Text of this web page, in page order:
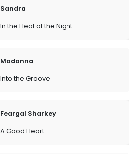
Sandra
In the Heat of the Night
Madonna
Into the Groove
Feargal Sharkey
A Good Heart